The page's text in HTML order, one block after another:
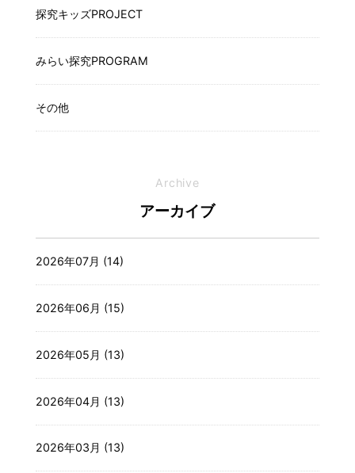
探究キッズPROJECT
みらい探究PROGRAM
その他
Archive
アーカイブ
2026年07月 (14)
2026年06月 (15)
2026年05月 (13)
2026年04月 (13)
2026年03月 (13)